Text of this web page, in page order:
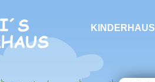
KINDERHAUS